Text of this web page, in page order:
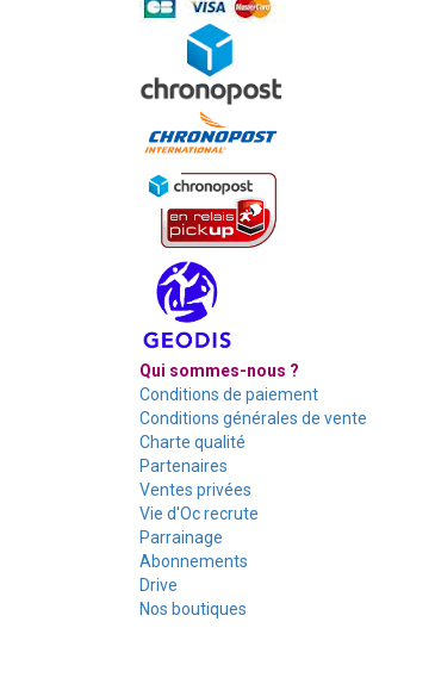
Qui sommes-nous ?
Conditions de paiement
Conditions générales de vente
Charte qualité
Partenaires
Ventes privées
Vie d'Oc recrute
Parrainage
Abonnements
Drive
Nos boutiques